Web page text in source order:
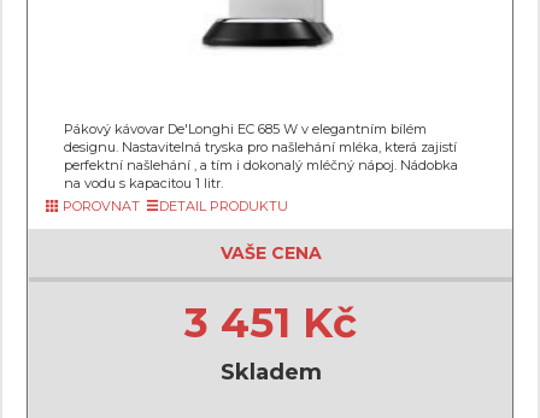
Pákový kávovar De'Longhi EC 685 W v elegantním bílém
designu. Nastavitelná tryska pro našlehání mléka, která zajistí
perfektní našlehání , a tím i dokonalý mléčný nápoj. Nádobka
na vodu s kapacitou 1 litr.
POROVNAT
DETAIL PRODUKTU
VAŠE CENA
3 451 Kč
Skladem